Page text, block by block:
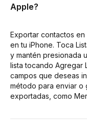
Apple?
Exportar contactos
en tu iPhone. Toca
y mantén presionada
lista tocando Agregar
campos que deseas
método para enviar o
exportadas, como